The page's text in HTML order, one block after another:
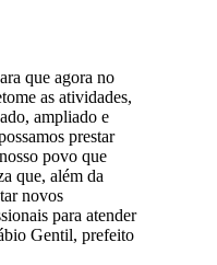
que agora no
as atividades,
ampliado e
prestar
povo que
que, além da
novos
para atender
Gentil, prefeito